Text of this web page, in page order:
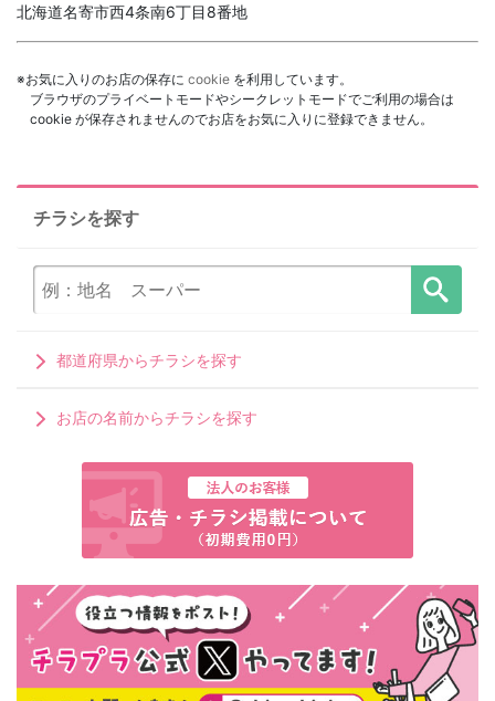
北海道名寄市西4条南6丁目8番地
※お気に入りのお店の保存に cookie を利用しています。
ブラウザのプライベートモードやシークレットモードでご利用の場合は
cookie が保存されませんのでお店をお気に入りに登録できません。
チラシを探す
都道府県からチラシを探す
お店の名前からチラシを探す